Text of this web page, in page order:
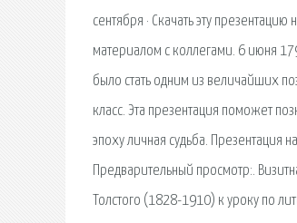
сентября · Скачать эту
материалом с коллегами. 6 июня
было стать одним из величайших
класс. Эта презентация поможет
эпоху личная судьба.
Предварительный просмотр:.
Толстого (1828-1910) к уроку по